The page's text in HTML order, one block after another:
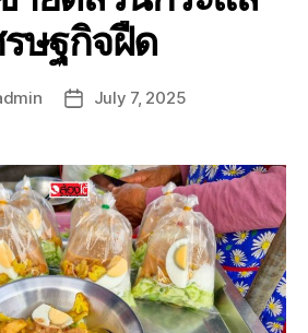
รษฐกิจฝืด
July 7, 2025